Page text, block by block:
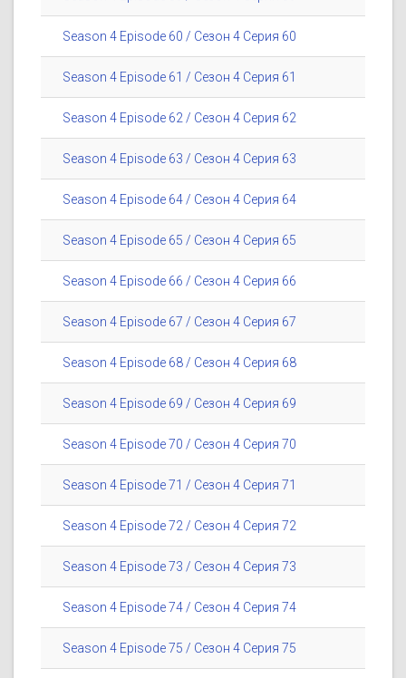
Season 4 Episode 60 / Сезон 4 Серия 60
Season 4 Episode 61 / Сезон 4 Серия 61
Season 4 Episode 62 / Сезон 4 Серия 62
Season 4 Episode 63 / Сезон 4 Серия 63
Season 4 Episode 64 / Сезон 4 Серия 64
Season 4 Episode 65 / Сезон 4 Серия 65
Season 4 Episode 66 / Сезон 4 Серия 66
Season 4 Episode 67 / Сезон 4 Серия 67
Season 4 Episode 68 / Сезон 4 Серия 68
Season 4 Episode 69 / Сезон 4 Серия 69
Season 4 Episode 70 / Сезон 4 Серия 70
Season 4 Episode 71 / Сезон 4 Серия 71
Season 4 Episode 72 / Сезон 4 Серия 72
Season 4 Episode 73 / Сезон 4 Серия 73
Season 4 Episode 74 / Сезон 4 Серия 74
Season 4 Episode 75 / Сезон 4 Серия 75